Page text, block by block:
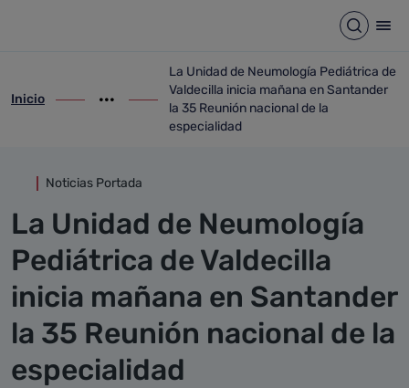
Abrir
ir-a inicio
Inicio
Mostrar opciones del camino de migas
ir-a La Unidad de Neumología
La Unidad de Neumología Pediátrica de
Valdecilla inicia mañana en Santander
la 35 Reunión nacional de la
especialidad
Noticias Portada
La Unidad de Neumología
Pediátrica de Valdecilla
inicia mañana en Santander
la 35 Reunión nacional de la
especialidad